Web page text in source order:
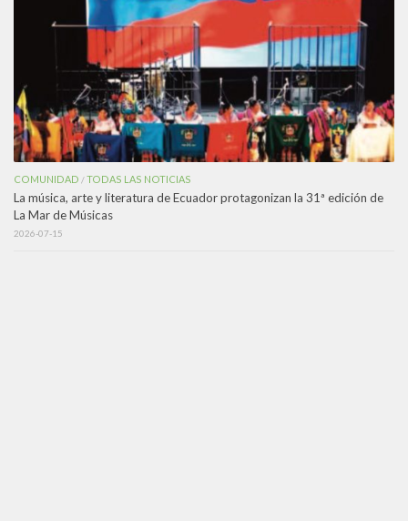
COMUNIDAD /TODAS LAS NOTICIAS
La música, arte y literatura de Ecuador protagonizan la 31ª edición de
La Mar de Músicas
2026-07-15